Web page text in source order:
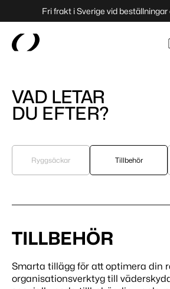
Fri frakt i Sverige vid beställningar
VAD LETAR
DU EFTER?
Ryggsäckar Tillbehör
TILLBEHÖR
Smarta tillägg för att optimera din
organisationsverktyg till